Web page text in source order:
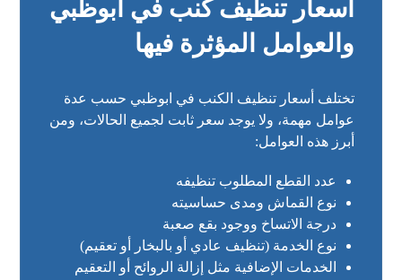
أسعار تنظيف كنب في ابوظبي
والعوامل المؤثرة فيها
تختلف أسعار تنظيف الكنب في ابوظبي حسب عدة
عوامل مهمة، ولا يوجد سعر ثابت لجميع الحالات، ومن
أبرز هذه العوامل:
عدد القطع المطلوب تنظيفه
نوع القماش ومدى حساسيته
درجة الاتساخ ووجود بقع صعبة
نوع الخدمة (تنظيف عادي أو بالبخار أو تعقيم)
الخدمات الإضافية مثل إزالة الروائح أو التعقيم